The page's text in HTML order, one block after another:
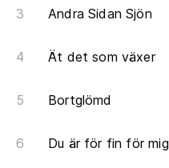
Andra Sidan Sjön
Ät det som växer
Bortglömd
Du är för fin för mig